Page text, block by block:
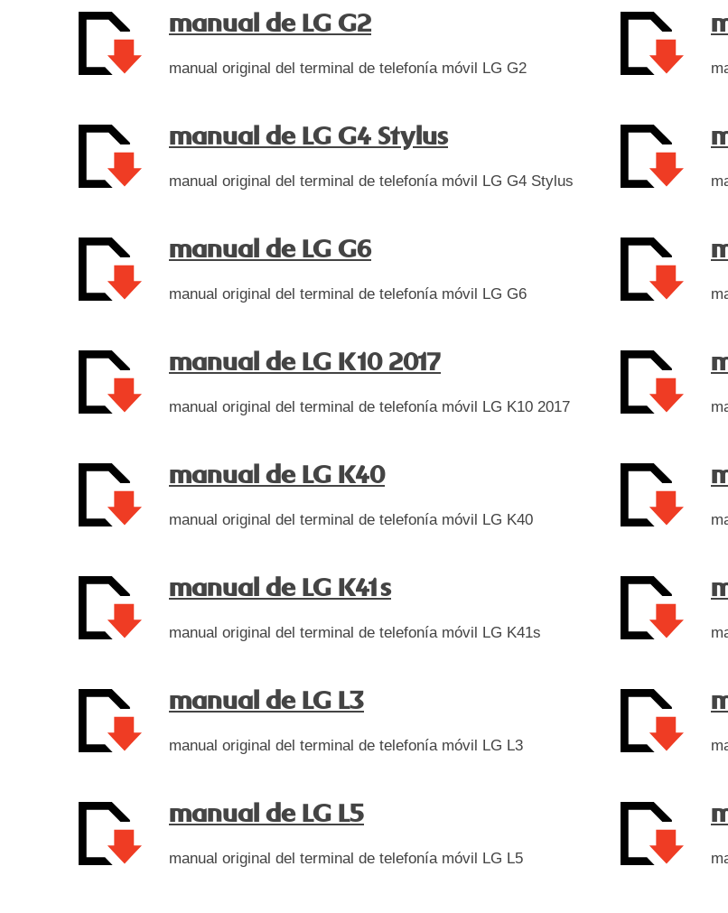
manual de LG G2
manual original del terminal de telefonía móvil LG G2
manual de LG G4 Stylus
manual original del terminal de telefonía móvil LG G4 Stylus
manual de LG G6
manual original del terminal de telefonía móvil LG G6
manual de LG K10 2017
manual original del terminal de telefonía móvil LG K10 2017
manual de LG K40
manual original del terminal de telefonía móvil LG K40
manual de LG K41s
manual original del terminal de telefonía móvil LG K41s
manual de LG L3
manual original del terminal de telefonía móvil LG L3
manual de LG L5
manual original del terminal de telefonía móvil LG L5